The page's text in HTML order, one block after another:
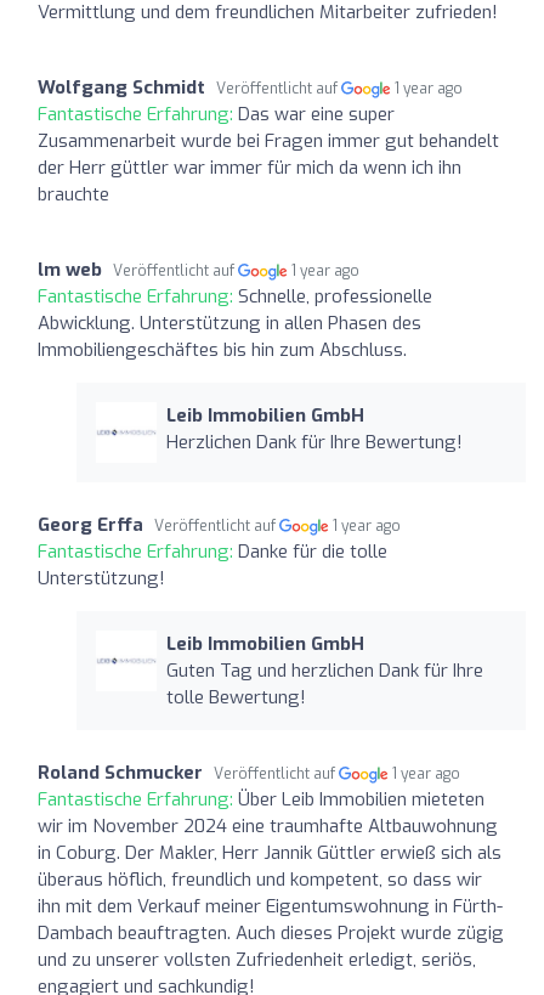
Vermittlung und dem freundlichen Mitarbeiter zufrieden!
Wolfgang Schmidt Veröffentlicht auf 1 year ago
Fantastische Erfahrung: Das war eine super
Zusammenarbeit wurde bei Fragen immer gut behandelt
der Herr güttler war immer für mich da wenn ich ihn
brauchte
lm web Veröffentlicht auf 1 year ago
Fantastische Erfahrung: Schnelle, professionelle
Abwicklung. Unterstützung in allen Phasen des
Immobiliengeschäftes bis hin zum Abschluss.
Leib Immobilien GmbH
Herzlichen Dank für Ihre Bewertung!
Georg Erffa Veröffentlicht auf 1 year ago
Fantastische Erfahrung: Danke für die tolle
Unterstützung!
Leib Immobilien GmbH
Guten Tag und herzlichen Dank für Ihre
tolle Bewertung!
Roland Schmucker Veröffentlicht auf 1 year ago
Fantastische Erfahrung: Über Leib Immobilien mieteten
wir im November 2024 eine traumhafte Altbauwohnung
in Coburg. Der Makler, Herr Jannik Güttler erwieß sich als
überaus höflich, freundlich und kompetent, so dass wir
ihn mit dem Verkauf meiner Eigentumswohnung in Fürth-
Dambach beauftragten. Auch dieses Projekt wurde zügig
und zu unserer vollsten Zufriedenheit erledigt, seriös,
engagiert und sachkundig!